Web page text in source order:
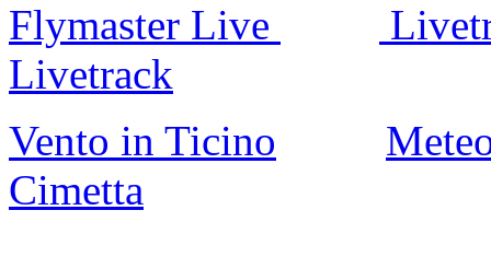
Flymaster Live
Livetrack
Vento in Ticino
Cimetta